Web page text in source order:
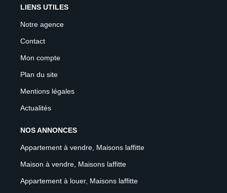
LIENS UTILES
Notre agence
Contact
Mon compte
Plan du site
Mentions légales
Actualités
NOS ANNONCES
Appartement à vendre, Maisons laffitte
Maison à vendre, Maisons laffitte
Appartement à louer, Maisons laffitte